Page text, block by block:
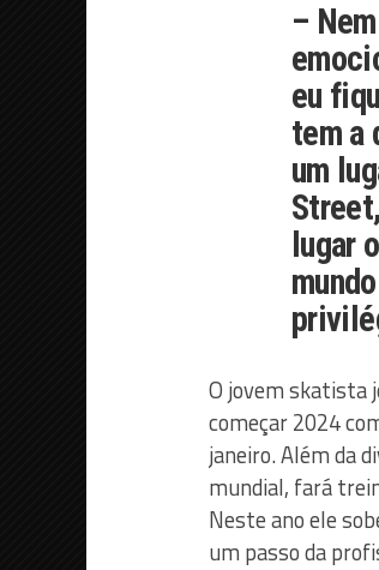
–
eu
tem a
um
lugar
O jovem skatista
começar 2024
janeiro. Além da
mundial, fará
Neste ano ele
um passo da